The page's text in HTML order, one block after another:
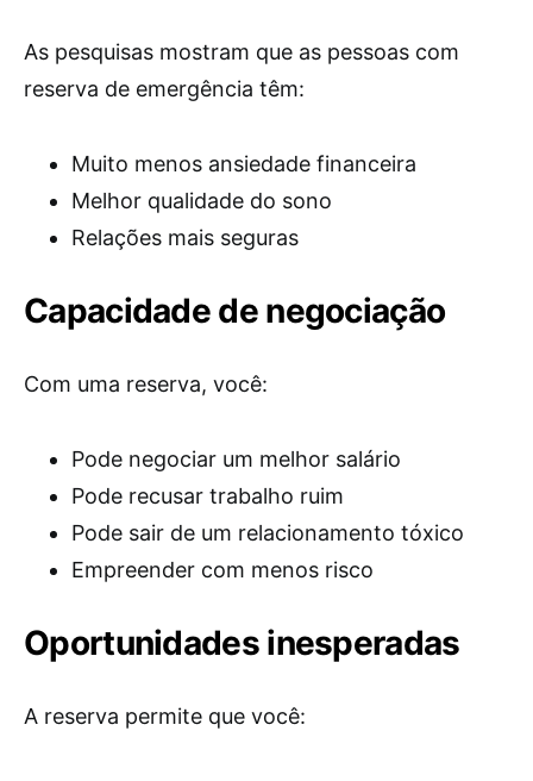
As pesquisas mostram que as pessoas com
reserva de emergência têm:
Muito menos ansiedade financeira
Melhor qualidade do sono
Relações mais seguras
Capacidade de negociação
Com uma reserva, você:
Pode negociar um melhor salário
Pode recusar trabalho ruim
Pode sair de um relacionamento tóxico
Empreender com menos risco
Oportunidades inesperadas
A reserva permite que você: